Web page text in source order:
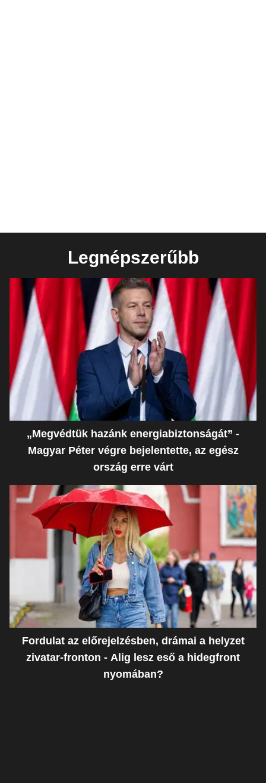
Legnépszerűbb
„Megvédtük hazánk energiabiztonságát” -
Magyar Péter végre bejelentette, az egész
ország erre várt
Fordulat az előrejelzésben, drámai a helyzet
zivatar-fronton - Alig lesz eső a hidegfront
nyomában?